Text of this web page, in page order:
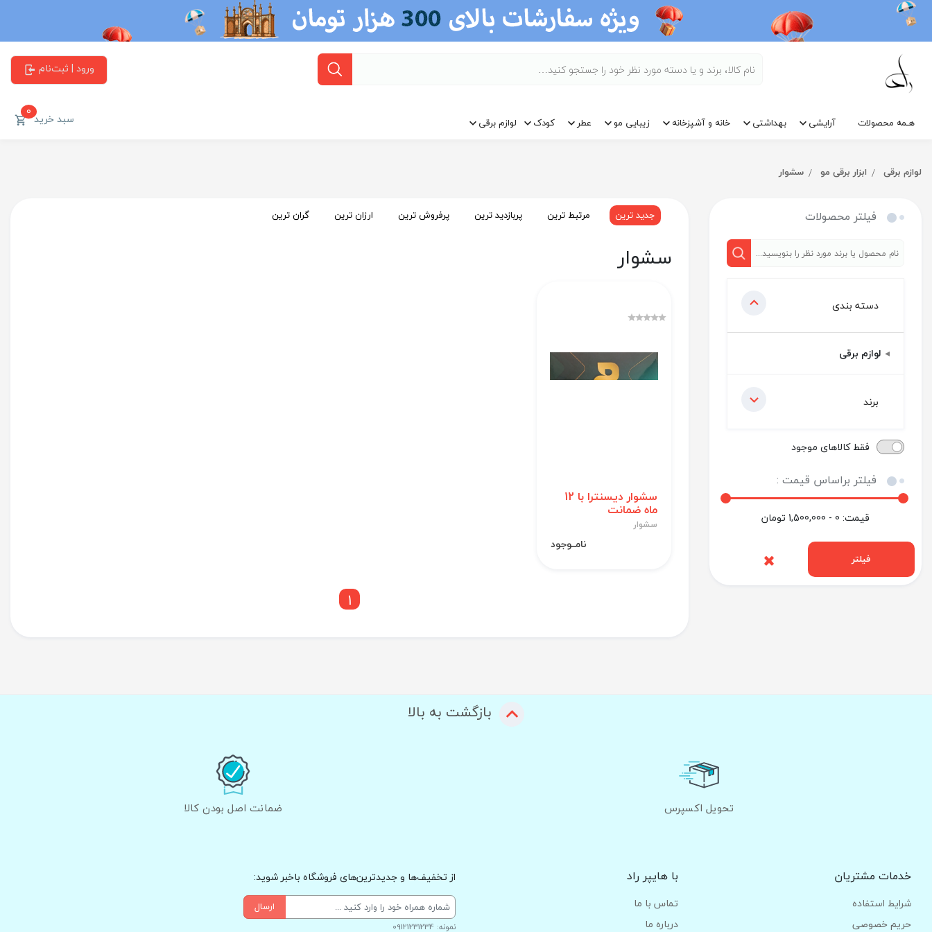
ورود | ثبت‌نام
هـمه محصولات آرایشی بهداشتی خانه و آشپزخانه زیبایی مو عطر کودک لوازم برقی سبد خرید0
لوازم برقی ابزار برقی مو سشوار
فیلتر محصولات
دسته بندی
لوازم برقی
برند
فقط کالاهای موجود
فیلتر براساس قیمت :
قیمت: 0 - 1,500,000 تومان
فیلتر
جدید ترین مرتبط ترین پربازدید ترین پرفروش ترین ارزان ترین گران ترین
سشوار
سشوار دیسنترا با 12
ماه ضمانت
سشوار
نامــوجود
1
بازگشت به بالا
تحویل اکسپرس ضمانت اصل بودن کالا
خدمات مشتریان
شرایط استفاده
حریم خصوصی
با هایپر راد
تماس با ما
درباره ما
از تخفیف‌ها و جدیدترین‌های فروشگاه باخبر شوید:
ارسال
نمونه: 09121231234